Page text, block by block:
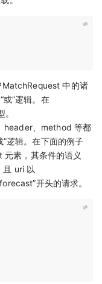
中的诸
或”逻辑。在
header、method 等都
”逻辑。在下面的例子
素，其条件的语义
且 uri 以
开头的请求。